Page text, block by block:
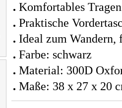
Komfortables
Praktische
Ideal zum Wandern,
Farbe: schwarz
Material: 300D
Maße: 38 x 27 x 20